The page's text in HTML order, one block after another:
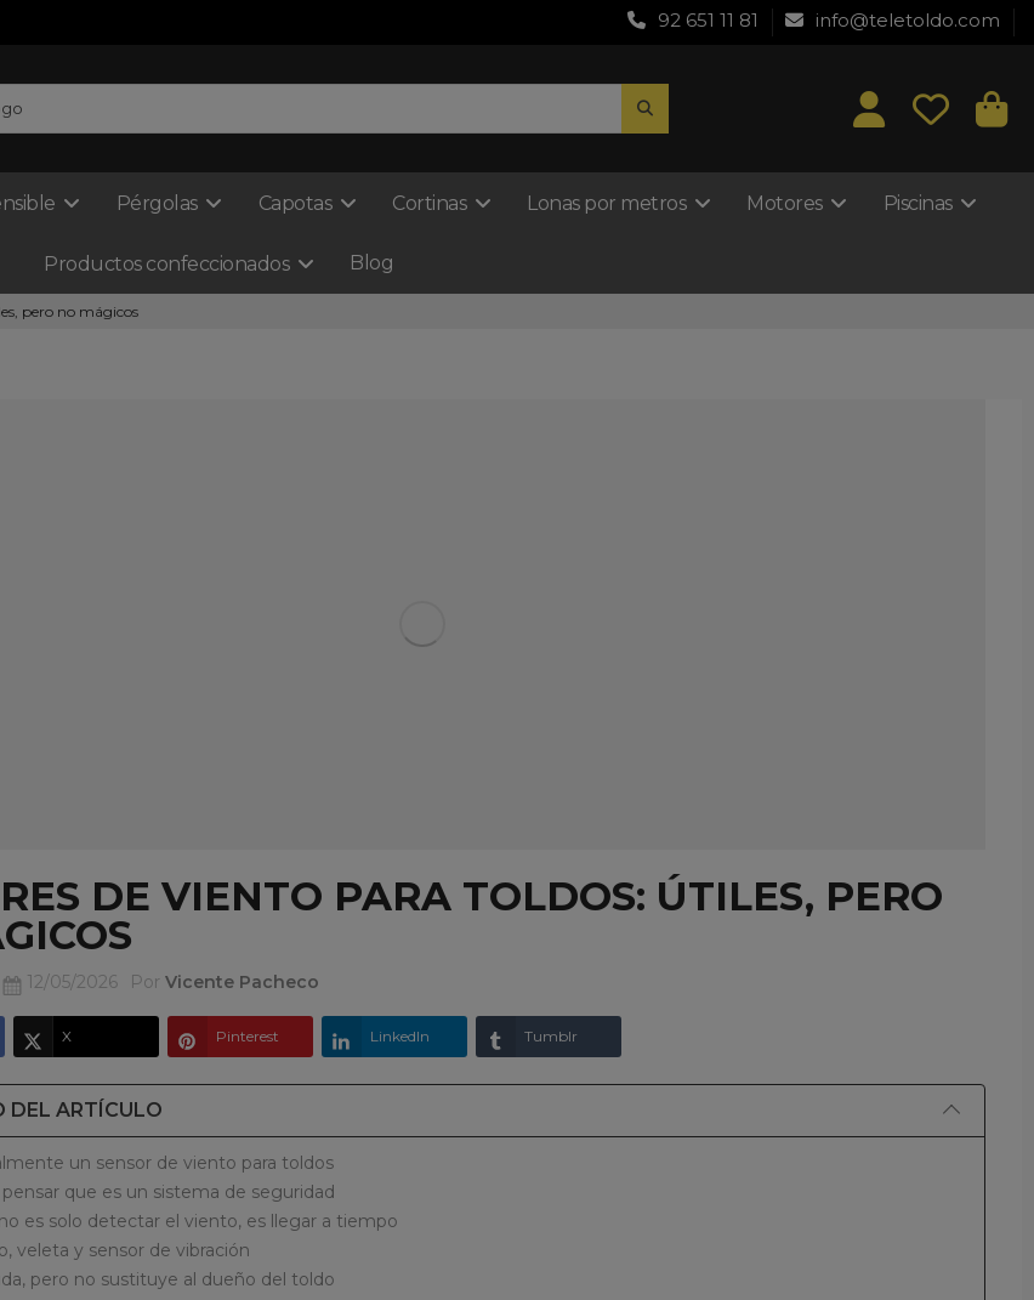
92 651 11 81 info@teletoldo.com
Pérgolas Capotas Cortinas Lonas por metros Motores Piscinas
Productos confeccionados Blog
pero no mágicos
es
REPARAR UN TOLDO CON
ESCALERA: CUANDO EL
ARREGLO YA EXIGE MÁS
CUIDADO
846 visitas
En este nivel de dificultad
PUEDES CAMBIAR TÚ MISMO
GARANTÍA DE LA
DE VIENTO PARA TOLDOS: ÚTILES, PERO
12/05/2026 Por Vicente Pacheco
X Pinterest LinkedIn Tumblr
DEL ARTÍCULO
un sensor de viento para toldos
pensar que es un sistema de seguridad
es solo detectar el viento, es llegar a tiempo
veleta y sensor de vibración
pero no sustituye al dueño del toldo